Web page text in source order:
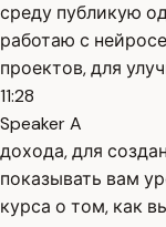
среду публикую
работаю с
проектов, для
11:28
Speaker A
дохода, для
показывать вам
курса о том, как